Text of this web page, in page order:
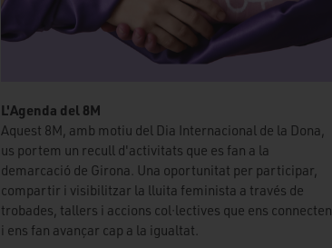
L'Agenda del 8M
Aquest 8M, amb motiu del Dia Internacional de la Dona,
us portem un recull d'activitats que es fan a la
demarcació de Girona. Una oportunitat per participar,
compartir i visibilitzar la lluita feminista a través de
trobades, tallers i accions col·lectives que ens connecten
i ens fan avançar cap a la igualtat.